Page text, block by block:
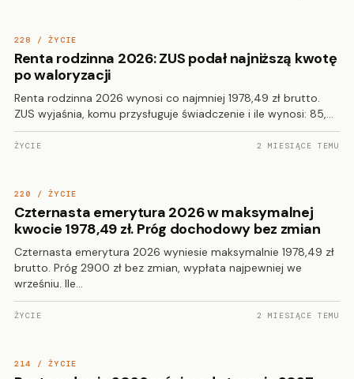
228 / ŻYCIE
Renta rodzinna 2026: ZUS podał najniższą kwotę
po waloryzacji
Renta rodzinna 2026 wynosi co najmniej 1978,49 zł brutto.
ZUS wyjaśnia, komu przysługuje świadczenie i ile wynosi: 85,…
ŻYCIE 2 MIESIĄCE TEMU
220 / ŻYCIE
Czternasta emerytura 2026 w maksymalnej
kwocie 1978,49 zł. Próg dochodowy bez zmian
Czternasta emerytura 2026 wyniesie maksymalnie 1978,49 zł
brutto. Próg 2900 zł bez zmian, wypłata najpewniej we
wrześniu. Ile…
ŻYCIE 2 MIESIĄCE TEMU
214 / ŻYCIE